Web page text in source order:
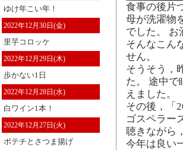
ゆけ年こい年！
2022年12月30日(金)
里芋コロッケ
2022年12月29日(木)
歩かない1日
2022年12月28日(水)
白ワイン1本！
2022年12月27日(火)
ポテチとさつま揚げ
食事の後片
母が洗濯物
でした。
そんなこん
せん。
そうそう，
た。 途中で
えました。
その後，「
ゴスペラー
聴きながら
今年は良い